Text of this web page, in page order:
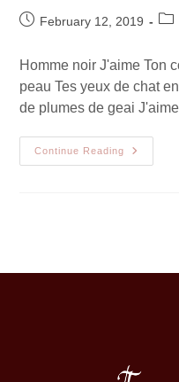
February 12, 2019
Homme noir J'aime Ton
peau Tes yeux de chat
de plumes de geai
Continue Reading